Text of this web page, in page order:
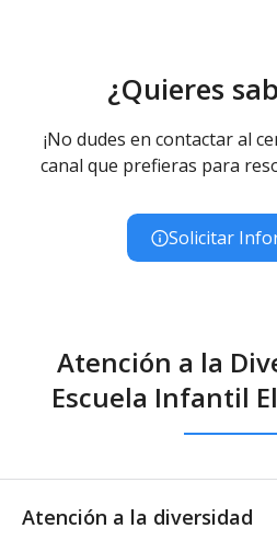
¿Quieres
¡No dudes en contactar al
canal que prefieras para
Solicitar
Atención a la
Escuela Infantil
Atención a la diversidad